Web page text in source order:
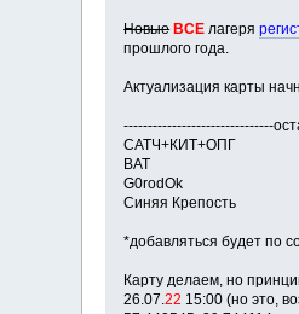
Новые ВСЕ лагеря
прошлого года.
Актуализация карты
-------------------------------
САТЧ+КИТ+ОПГ
BAT
G0rodOk
Синяя Крепость
*добавляться будет по
Карту делаем, но
26.07.22 15:00 (но это,